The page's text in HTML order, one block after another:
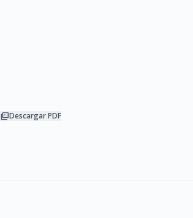
picture_as_pdfDescargar PDF